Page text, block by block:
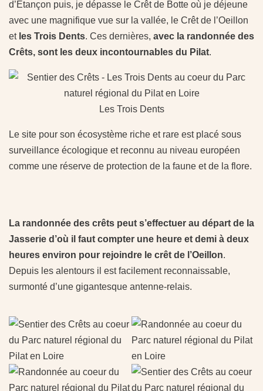
d’Etançon puis, je dépasse le Crêt de Botte où je déjeune
avec une magnifique vue sur la vallée, le Crêt de l’Oeillon
et les Trois Dents. Ces dernières, avec la randonnée des
Crêts, sont les deux incontournables du Pilat.
Les Trois Dents
Le site pour son écosystème riche et rare est placé sous
surveillance écologique et reconnu au niveau européen
comme une réserve de protection de la faune et de la flore.
La randonnée des crêts peut s’effectuer au départ de la
Jasserie d’où il faut compter une heure et demi à deux
heures environ pour rejoindre le crêt de l’Oeillon.
Depuis les alentours il est facilement reconnaissable,
surmonté d’une gigantesque antenne-relais.